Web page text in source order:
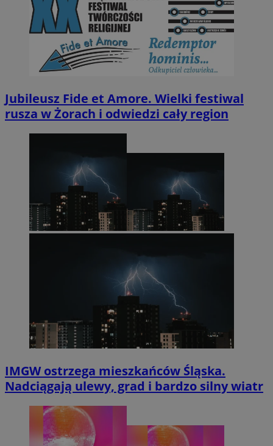
Jubileusz Fide et Amore. Wielki festiwal
rusza w Żorach i odwiedzi cały region
IMGW ostrzega mieszkańców Śląska.
Nadciągają ulewy, grad i bardzo silny wiatr